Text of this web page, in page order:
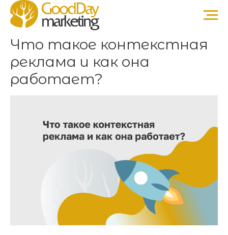
Что такое контекстная
реклама и как она
работает?